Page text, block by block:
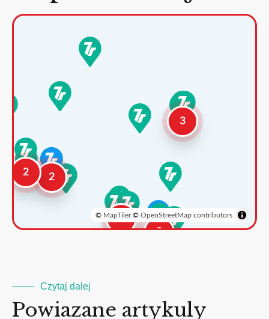
2
2
3
2
3
© MapTiler© OpenStreetMap contributors
Czytaj dalej
Powiazane artykuly